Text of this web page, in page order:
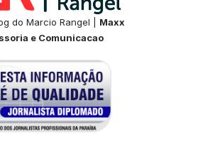
do Marcio Rangel | Maxx
e Comunicacao